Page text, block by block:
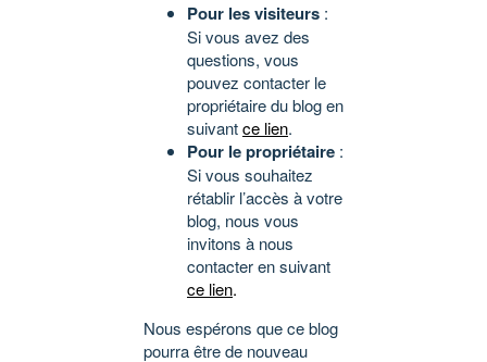
Pour les visiteurs :
Si vous avez des
questions, vous
pouvez contacter le
propriétaire du blog en
suivantce lien.
Pour le propriétaire :
Si vous souhaitez
rétablir l’accès à votre
blog, nous vous
invitons à nous
contacter en suivant
ce lien.
Nous espérons que ce blog
pourra être de nouveau